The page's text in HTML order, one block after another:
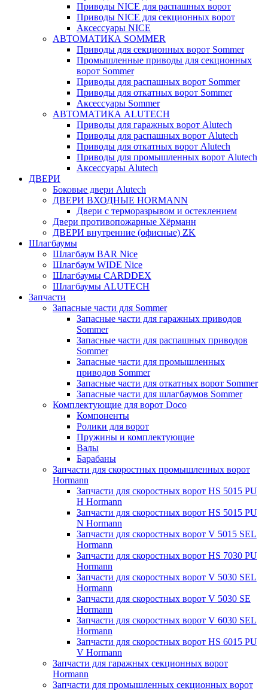
Приводы NICE для распашных ворот
Приводы NICE для секционных ворот
Аксессуары NICE
АВТОМАТИКА SOMMER
Приводы для секционных ворот Sommer
Промышленные приводы для секционных
ворот Sommer
Приводы для распашных ворот Sommer
Приводы для откатных ворот Sommer
Аксессуары Sommer
АВТОМАТИКА ALUTECH
Приводы для гаражных ворот Alutech
Приводы для распашных ворот Alutech
Приводы для откатных ворот Alutech
Приводы для промышленных ворот Alutech
Аксессуары Alutech
ДВЕРИ
Боковые двери Alutech
ДВЕРИ ВХОДНЫЕ HORMANN
Двери с терморазрывом и остеклением
Двери противопожарные Хёрманн
ДВЕРИ внутренние (офисные) ZK
Шлагбаумы
Шлагбаум BAR Nice
Шлагбаум WIDE Nice
Шлагбаумы CARDDEX
Шлагбаумы ALUTECH
Запчасти
Запасные части для Sommer
Запасные части для гаражных приводов
Sommer
Запасные части для распашных приводов
Sommer
Запасные части для промышленных
приводов Sommer
Запасные части для откатных ворот Sommer
Запасные части для шлагбаумов Sommer
Комплектующие для ворот Doco
Компоненты
Ролики для ворот
Пружины и комплектующие
Валы
Барабаны
Запчасти для скоростных промышленных ворот
Hormann
Запчасти для скоростных ворот HS 5015 PU
H Hormann
Запчасти для скоростных ворот HS 5015 PU
N Hormann
Запчасти для скоростных ворот V 5015 SEL
Hormann
Запчасти для скоростных ворот HS 7030 PU
Hormann
Запчасти для скоростных ворот V 5030 SEL
Hormann
Запчасти для скоростных ворот V 5030 SE
Hormann
Запчасти для скоростных ворот V 6030 SEL
Hormann
Запчасти для скоростных ворот HS 6015 PU
V Hormann
Запчасти для гаражных секционных ворот
Hormann
Запчасти для промышленных секционных ворот